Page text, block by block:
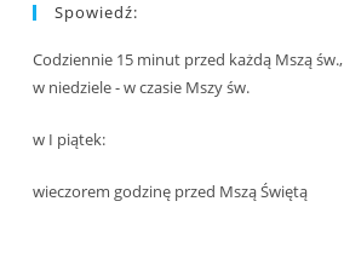
Spowiedź:
Codziennie 15 minut przed każdą Mszą św.,
w niedziele - w czasie Mszy św.
w I piątek:
wieczorem godzinę przed Mszą Świętą